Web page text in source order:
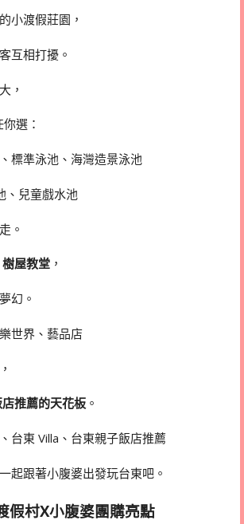
小渡假莊園，
互相打擾。
，
你選：
標準泳池、海灣造景泳池
、兒童戲水池
。
樹屋教堂 ，
幻。
世界、藝品店
推薦的天花板 。
台東 Villa、台東親子飯店推薦
起跟著小腹婆出發玩台東吧。
假村X小腹婆團購亮點